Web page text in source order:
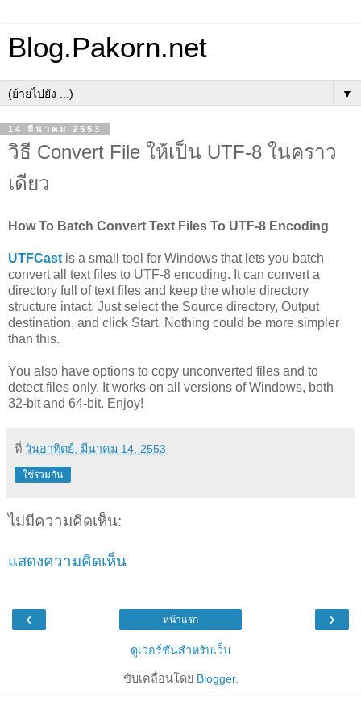
Blog.Pakorn.net
▼
14 มีนาคม 2553
วิธี Convert File ให้เป็น UTF-8 ในคราว
เดียว
How To Batch Convert Text Files To UTF-8 Encoding
UTFCast is a small tool for Windows that lets you batch
convert all text files to UTF-8 encoding. It can convert a
directory full of text files and keep the whole directory
structure intact. Just select the Source directory, Output
destination, and click Start. Nothing could be more simpler
than this.
You also have options to copy unconverted files and to
detect files only. It works on all versions of Windows, both
32-bit and 64-bit. Enjoy!
ที่ วันอาทิตย์, มีนาคม 14, 2553
ใช้ร่วมกัน
ไม่มีความคิดเห็น:
แสดงความคิดเห็น
‹ ›
หน้าแรก
ดูเวอร์ชันสำหรับเว็บ
ขับเคลื่อนโดย Blogger.